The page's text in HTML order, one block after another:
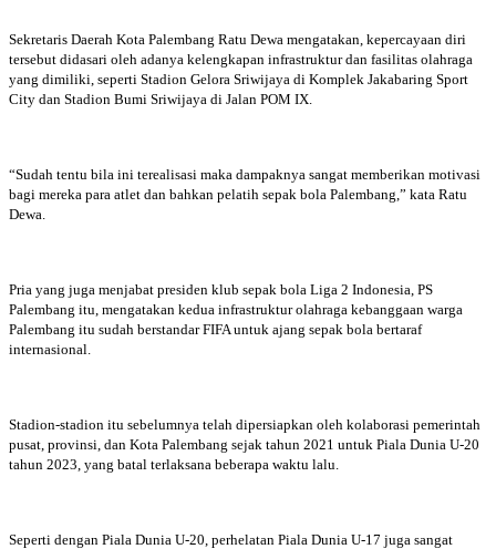
Sekretaris Daerah Kota Palembang Ratu Dewa mengatakan, kepercayaan diri
tersebut didasari oleh adanya kelengkapan infrastruktur dan fasilitas olahraga
yang dimiliki, seperti Stadion Gelora Sriwijaya di Komplek Jakabaring Sport
City dan Stadion Bumi Sriwijaya di Jalan POM IX.
“Sudah tentu bila ini terealisasi maka dampaknya sangat memberikan motivasi
bagi mereka para atlet dan bahkan pelatih sepak bola Palembang,” kata Ratu
Dewa.
Pria yang juga menjabat presiden klub sepak bola Liga 2 Indonesia, PS
Palembang itu, mengatakan kedua infrastruktur olahraga kebanggaan warga
Palembang itu sudah berstandar FIFA untuk ajang sepak bola bertaraf
internasional.
Stadion-stadion itu sebelumnya telah dipersiapkan oleh kolaborasi pemerintah
pusat, provinsi, dan Kota Palembang sejak tahun 2021 untuk Piala Dunia U-20
tahun 2023, yang batal terlaksana beberapa waktu lalu.
Seperti dengan Piala Dunia U-20, perhelatan Piala Dunia U-17 juga sangat